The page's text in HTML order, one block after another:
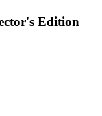
Edition